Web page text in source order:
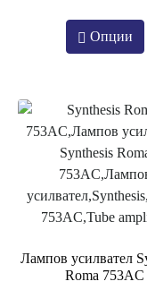
Опции
Лампов усилвател
Roma 753AC